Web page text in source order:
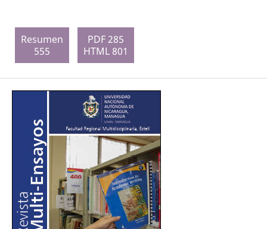
Resumen
555
PDF 285
HTML 801